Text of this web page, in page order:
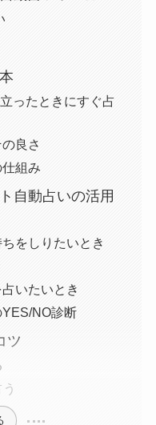
ったときにすぐ占
良さ
組み
自動占いの活用
をしりたいとき
いたいとき
NO診断
ツ